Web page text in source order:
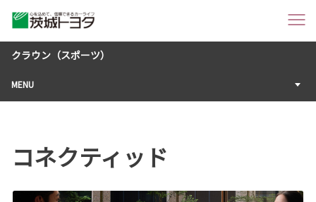
クラウン（スポーツ）
MENU
コネクティッド